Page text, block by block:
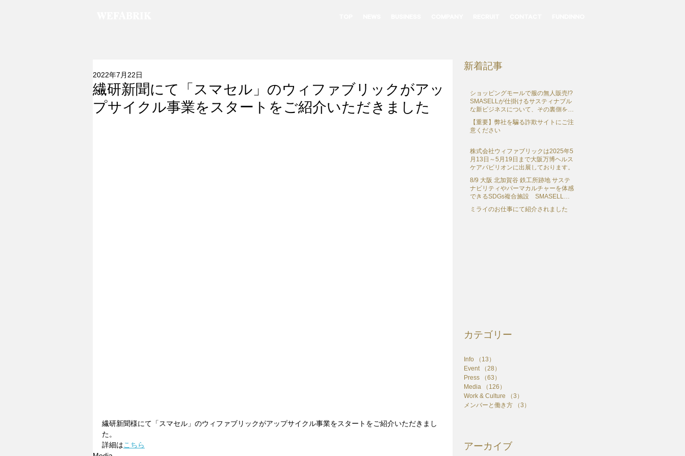
繊研新聞にて「スマセル」のウィファブリックがアッ
プサイクル事業をスタートをご紹介いただきました
2022年7月22日
繊研新聞様にて「スマセル」のウィファブリックがアップサイクル事業をスタートをご紹介いただきまし
た。
詳細はこちら
新着記事
ショッピングモールで服の無人販売!?
SMASELLが仕掛けるサスティナブル
な新ビジネスについて、その裏側を独
占インタビュー
【重要】弊社を騙る詐欺サイトにご注
意ください
株式会社ウィファブリックは2025年5
月13日～5月19日まで大阪万博ヘルス
ケアパビリオンに出展しております。
8/9 大阪 北加賀谷 鉄工所跡地 サステ
ナビリティやパーマカルチャーを体感
できるSDGs複合施設 SMASELL
SUSTAINABLE COMMUNE（スマセ
ル サステナブルコミューン） グラン
ミライのお仕事にて紹介されました
カテゴリー
Info （13）
Event
（28）
Press
（63）
Media
（126）
Work & Culture
（3）
メンバーと働き方
（3）
アーカイブ